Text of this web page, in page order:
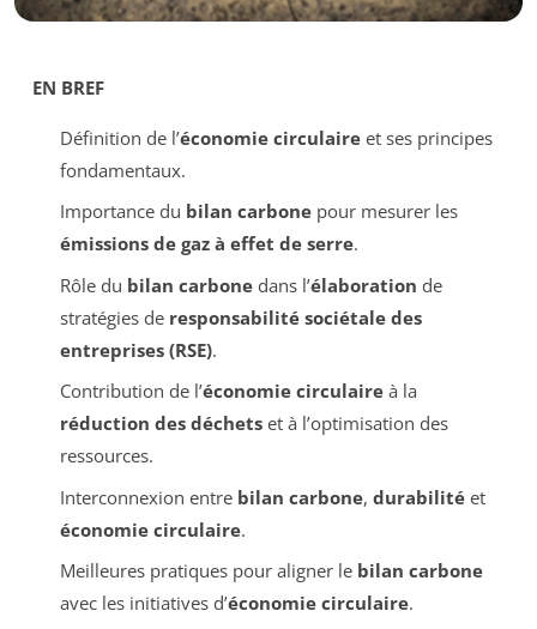
EN BREF
Définition de l’économie circulaireet ses principes
fondamentaux.
Importance du bilan carbonepour mesurer les
émissions de gaz à effet de serre.
Rôle du bilan carbonedans l’élaboration de
stratégies de responsabilité sociétale des
entreprises (RSE).
Contribution de l’économie circulaireà la
réduction des déchetset à l’optimisation des
ressources.
Interconnexion entre bilan carbone, durabilitéet
économie circulaire.
Meilleures pratiques pour aligner le bilan carbone
avec les initiatives d’économie circulaire.